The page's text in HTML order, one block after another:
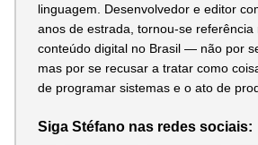
linguagem. Desenvolvedor e editor
anos de estrada, tornou-se referência
conteúdo digital no Brasil — não por
mas por se recusar a tratar como
de programar sistemas e o ato de
Siga Stéfano nas redes sociais: